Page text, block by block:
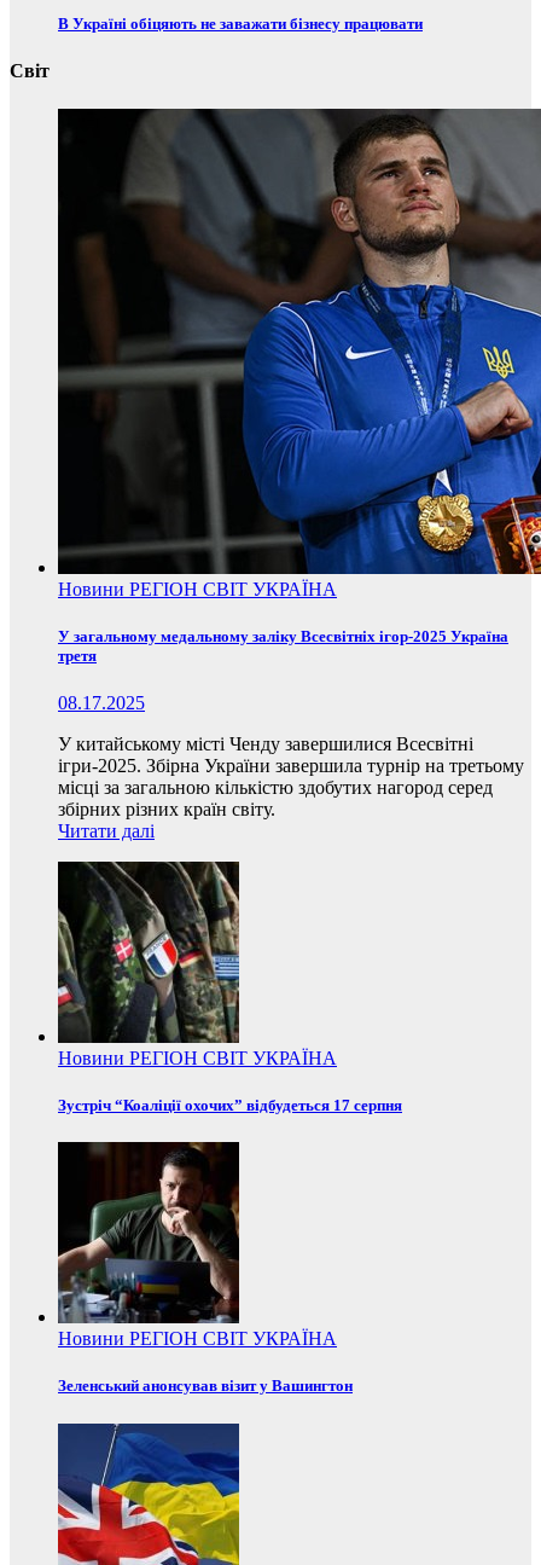
В Україні обіцяють не заважати бізнесу працювати
Світ
Новини РЕГІОН СВІТ УКРАЇНА
У загальному медальному заліку Всесвітніх ігор-2025 Україна
третя
08.17.2025
У китайському місті Ченду завершилися Всесвітні
ігри-2025. Збірна України завершила турнір на третьому
місці за загальною кількістю здобутих нагород серед
збірних різних країн світу.
Читати далі
Новини РЕГІОН СВІТ УКРАЇНА
Зустріч “Коаліції охочих” відбудеться 17 серпня
Новини РЕГІОН СВІТ УКРАЇНА
Зеленський анонсував візит у Вашингтон